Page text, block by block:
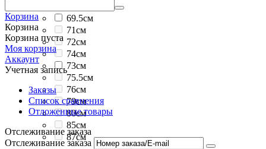
69.5см
71см
72см
74см
73см
75.5см
76см
79см
80см
85см
87см
Корзина
Корзина
Корзина пуста
Моя корзина
Аккаунт
Учетная запись
Заказы
Список сравнения
Отложенные товары
Отслеживание заказа
Отслеживание заказа